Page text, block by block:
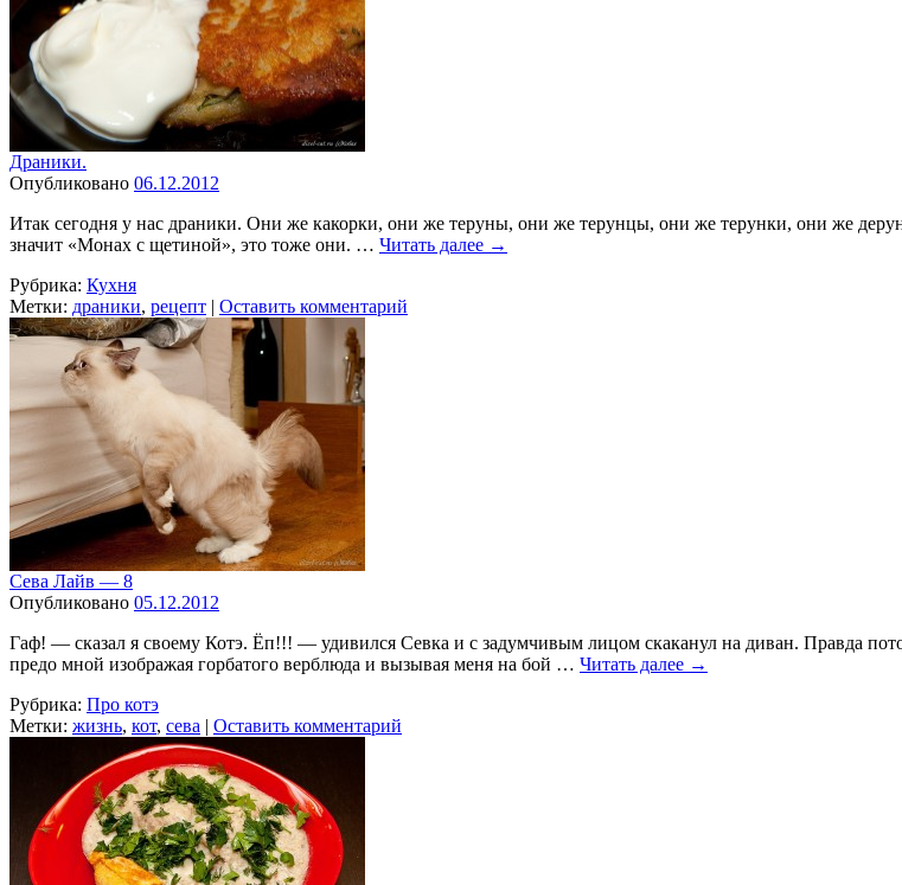
Драники.
Опубликовано 06.12.2012
Итак сегодня у нас драники. Они же какорки, они же теруны, они же терунцы, они же терунки, они же
значит «Монах с щетиной», это тоже они. … Читать далее →
Рубрика: Кухня
Метки: драники, рецепт | Оставить комментарий
Сева Лайв — 8
Опубликовано 05.12.2012
Гаф! — сказал я своему Котэ. Ёп!!! — удивился Севка и с задумчивым лицом скаканул на диван. Правда
предо мной изображая горбатого верблюда и вызывая меня на бой … Читать далее →
Рубрика: Про котэ
Метки: жизнь, кот, сева | Оставить комментарий